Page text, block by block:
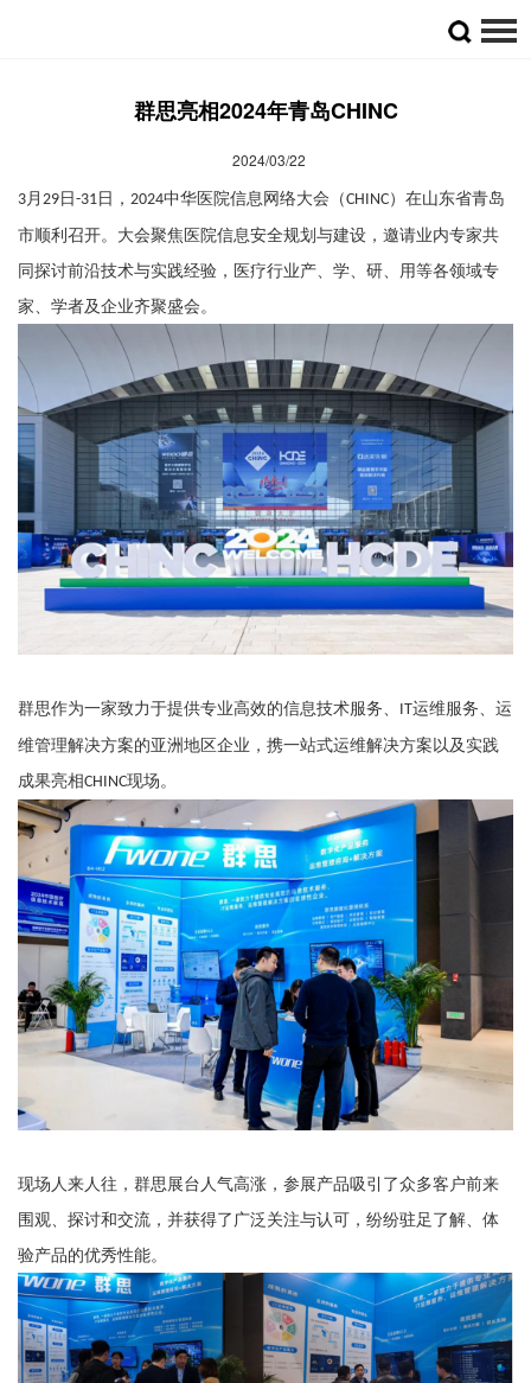
群思亮相2024年青岛CHINC
2024/03/22
3 月 29 日 -31 日， 2024中华医院信息网络大会（CHINC）在山东省青岛
市顺利召开。大会聚焦医院信息安全规划与建设，邀请业内专家共
同探讨前沿技术与实践经验 ，医疗行业产、学、研、用等各领域专
家、学者及企业齐聚盛会。
群思作为一家致力于提供专业高效的信息技术服务、 IT运维服务、运
维管理解决方案的亚洲地区企业，携一站式运维解决方案以及实践
成果亮相CHINC现场 。
现场人来人往，群思展台 人气高涨，参展产品吸引了众多客户前来
围观、探讨和交流，并获得了广泛关注与认可，纷纷驻足了解、体
验产品的优秀性能。